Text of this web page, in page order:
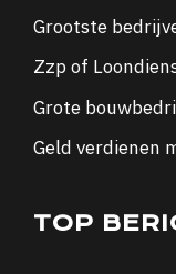
Grootste
Zzp of
Grote
Geld verdienen
TOP